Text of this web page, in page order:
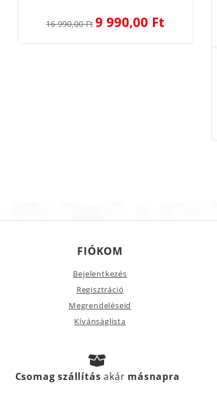
16 990,00 Ft 9 990,00 Ft
FIÓKOM
Bejelentkezés
Regisztráció
Megrendeléseid
Kívánságlista
Csomag szállításakár másnapra